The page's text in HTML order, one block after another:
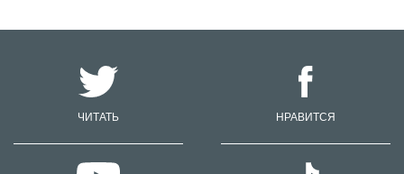
ЧИТАТЬ НРАВИТСЯ